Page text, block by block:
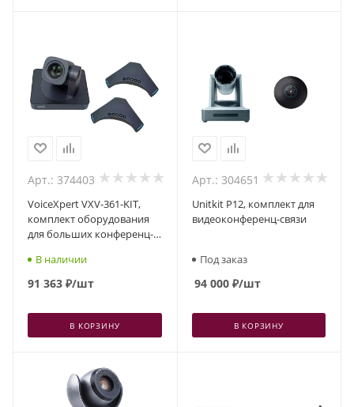
Арт.: 374403
VoiceXpert VXV-361-KIT,
комплект оборудования
для больших конференц-
В наличии
91 363 ₽/шт
В КОРЗИНУ
Арт.: 304651
Unitkit P12, комплект для
видеоконференц-связи
Под заказ
94 000₽/шт
В КОРЗИНУ